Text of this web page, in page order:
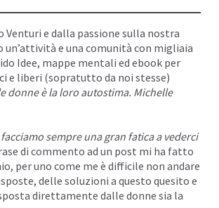
Venturi e dalla passione sulla nostra
un’attività e una comunità con migliaia
Idee, mappe mentali ed ebook per
e liberi (sopratutto da noi stesse)
donne è la loro autostima. Michelle
sempre una gran fatica a vederci
di commento ad un post mi ha fatto
per uno come me è difficile non andare
delle soluzioni a questo quesito e
direttamente dalle donne sia la